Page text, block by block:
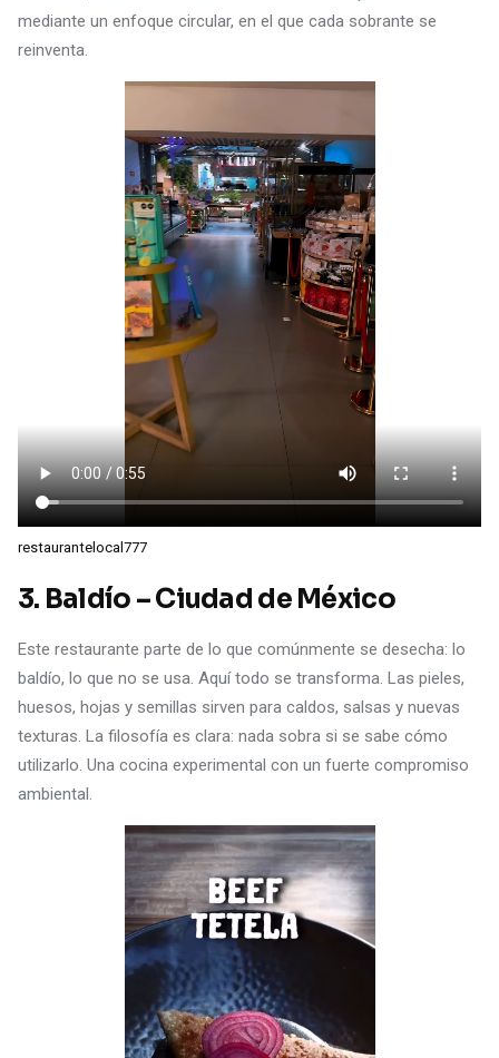
mediante un enfoque circular, en el que cada sobrante se
reinventa.
restaurantelocal777
3. Baldío – Ciudad de México
Este restaurante parte de lo que comúnmente se desecha: lo
baldío, lo que no se usa. Aquí todo se transforma. Las pieles,
huesos, hojas y semillas sirven para caldos, salsas y nuevas
texturas. La filosofía es clara: nada sobra si se sabe cómo
utilizarlo. Una cocina experimental con un fuerte compromiso
ambiental.